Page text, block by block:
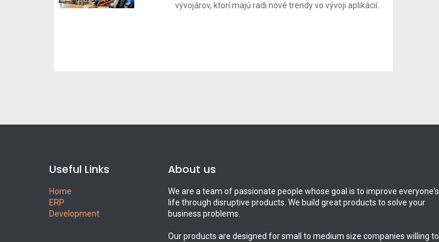
vývojárov, ktorí majú radi nové trendy vo vývoji aplikácií.
Useful Links
Home
ERP
Development
About us
We are a team of passionate people whose goal is to improve everyone's
life through disruptive products. We build great products to solve your
business problems.
Our products are designed for small to medium size companies willing to